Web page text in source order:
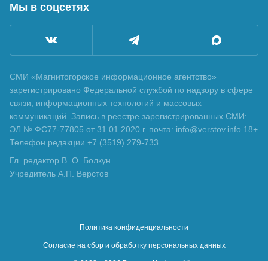
Мы в соцсетях
СМИ «Магнитогорское информационное агентство»
зарегистрировано Федеральной службой по надзору в сфере
связи, информационных технологий и массовых
коммуникаций. Запись в реестре зарегистрированных СМИ:
ЭЛ № ФС77-77805 от 31.01.2020 г. почта: info@verstov.info 18+
Телефон редакции +7 (3519) 279-733
Гл. редактор В. О. Болкун
Учредитель А.П. Верстов
Политика конфиденциальности
Согласие на сбор и обработку персональных данных